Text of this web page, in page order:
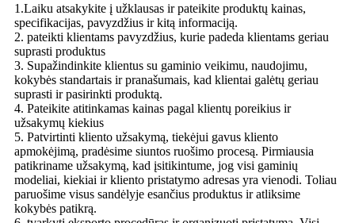
1.Laiku atsakykite į užklausas ir pateikite produktų kainas,
specifikacijas, pavyzdžius ir kitą informaciją.
2. pateikti klientams pavyzdžius, kurie padeda klientams geriau
suprasti produktus
3. Supažindinkite klientus su gaminio veikimu, naudojimu,
kokybės standartais ir pranašumais, kad klientai galėtų geriau
suprasti ir pasirinkti produktą.
4. Pateikite atitinkamas kainas pagal klientų poreikius ir
užsakymų kiekius
5. Patvirtinti kliento užsakymą, tiekėjui gavus kliento
apmokėjimą, pradėsime siuntos ruošimo procesą. Pirmiausia
patikriname užsakymą, kad įsitikintume, jog visi gaminių
modeliai, kiekiai ir kliento pristatymo adresas yra vienodi. Toliau
paruošime visus sandėlyje esančius produktus ir atliksime
kokybės patikrą.